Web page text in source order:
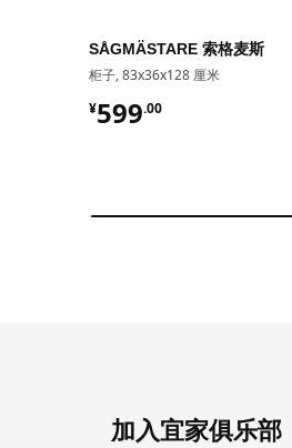
SÅGMÄSTARE 索格麦斯
柜子, 83x36x128 厘米
¥599.00
¥ 599.00
加入宜家俱乐部